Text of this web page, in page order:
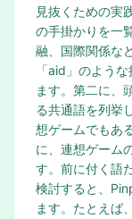
見抜くための実
の手掛かりを一
融、国際関係な
「aid」のよう
ます。第二に、
る共通語を列挙
想ゲームでもあ
に、連想ゲーム
す。前に付く語
検討すると、
ます。たとえば